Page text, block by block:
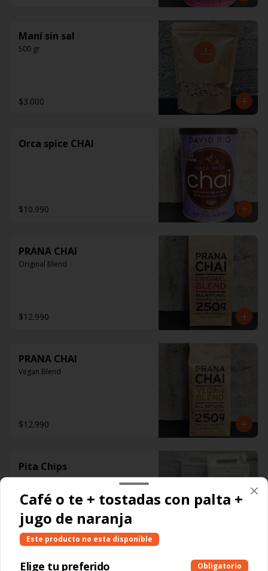
Maní sin sal
500 gr
$3.000
Orca spice CHAI
$10.990
PRANA CHAI
Original Blend
$12.990
PRANA CHAI
Vegan Blend
$12.990
Pita Chips
$1.400
Café o te + tostadas con palta +
jugo de naranja
Este producto no esta disponible
Elige tu preferido Obligatorio